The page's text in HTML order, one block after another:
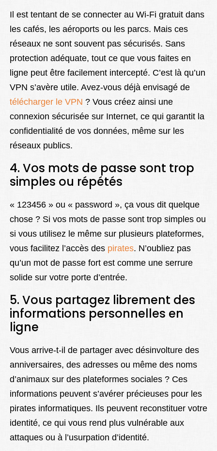
Il est tentant de se connecter au Wi-Fi gratuit dans
les cafés, les aéroports ou les parcs. Mais ces
réseaux ne sont souvent pas sécurisés. Sans
protection adéquate, tout ce que vous faites en
ligne peut être facilement intercepté. C’est là qu’un
VPN s’avère utile. Avez-vous déjà envisagé de
télécharger le VPN ? Vous créez ainsi une
connexion sécurisée sur Internet, ce qui garantit la
confidentialité de vos données, même sur les
réseaux publics.
4. Vos mots de passe sont trop
simples ou répétés
« 123456 » ou « password », ça vous dit quelque
chose ? Si vos mots de passe sont trop simples ou
si vous utilisez le même sur plusieurs plateformes,
vous facilitez l’accès des pirates. N’oubliez pas
qu’un mot de passe fort est comme une serrure
solide sur votre porte d’entrée.
5. Vous partagez librement des
informations personnelles en
ligne
Vous arrive-t-il de partager avec désinvolture des
anniversaires, des adresses ou même des noms
d’animaux sur des plateformes sociales ? Ces
informations peuvent s’avérer précieuses pour les
pirates informatiques. Ils peuvent reconstituer votre
identité, ce qui vous rend plus vulnérable aux
attaques ou à l’usurpation d’identité.